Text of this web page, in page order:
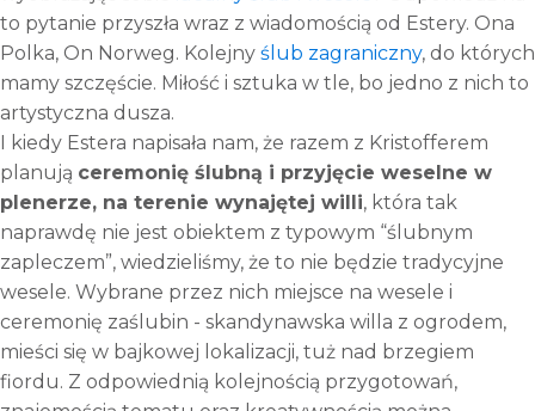
to pytanie przyszła wraz z wiadomością od Estery. Ona
Polka, On Norweg. Kolejny ślub zagraniczny, do których
mamy szczęście. Miłość i sztuka w tle, bo jedno z nich to
artystyczna dusza.
I kiedy Estera napisała nam, że razem z Kristofferem
planują ceremonię ślubną i przyjęcie weselne w
plenerze, na terenie wynajętej willi, która tak
naprawdę nie jest obiektem z typowym “ślubnym
zapleczem”, wiedzieliśmy, że to nie będzie tradycyjne
wesele. Wybrane przez nich miejsce na wesele i
ceremonię zaślubin - skandynawska willa z ogrodem,
mieści się w bajkowej lokalizacji, tuż nad brzegiem
fiordu. Z odpowiednią kolejnością przygotowań,